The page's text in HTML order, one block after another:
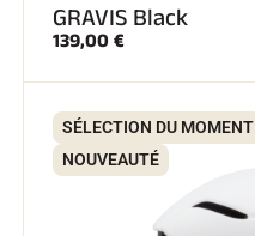
GRAVIS Black
139,00 €
SÉLECTION DU MOMENT
NOUVEAUTÉ